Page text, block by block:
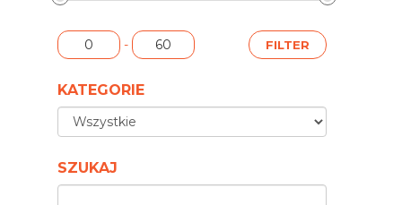
-
KATEGORIE
SZUKAJ